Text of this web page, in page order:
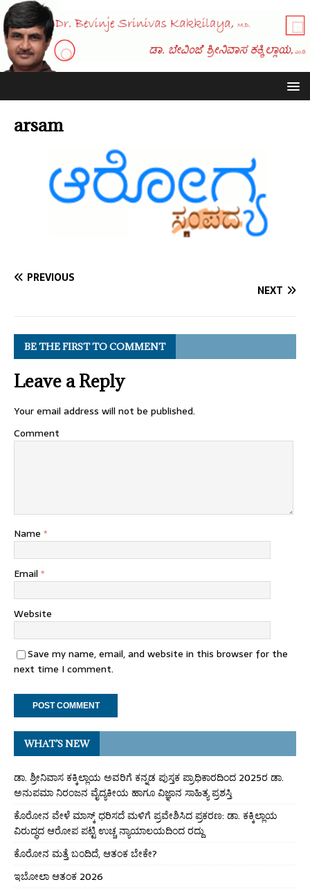
arsam
PREVIOUS
NEXT
BE THE FIRST TO COMMENT
Leave a Reply
Your email address will not be published.
Comment
Name *
Email *
Website
Save my name, email, and website in this browser for the
next time I comment.
WHAT’S NEW
ಡಾ. ಶ್ರೀನಿವಾಸ ಕಕ್ಕಿಲ್ಲಾಯ ಅವರಿಗೆ ಕನ್ನಡ ಪುಸ್ತಕ ಪ್ರಾಧಿಕಾರದಿಂದ 2025ರ ಡಾ.
ಅನುಪಮಾ ನಿರಂಜನ ವೈದ್ಯಕೀಯ ಹಾಗೂ ವಿಜ್ಞಾನ ಸಾಹಿತ್ಯ ಪ್ರಶಸ್ತಿ
ಕೊರೋನ ವೇಳೆ ಮಾಸ್ಕ್ ಧರಿಸದೆ ಮಳಿಗೆ ಪ್ರವೇಶಿಸಿದ ಪ್ರಕರಣ: ಡಾ. ಕಕ್ಕಿಲ್ಲಾಯ
ವಿರುದ್ಧದ ಆರೋಪ ಪಟ್ಟಿ ಉಚ್ಚ ನ್ಯಾಯಾಲಯದಿಂದ ರದ್ದು
ಕೊರೋನ ಮತ್ತೆ ಬಂದಿದೆ, ಆತಂಕ ಬೇಕೇ?
ಇಬೋಲಾ ಆತಂಕ 2026